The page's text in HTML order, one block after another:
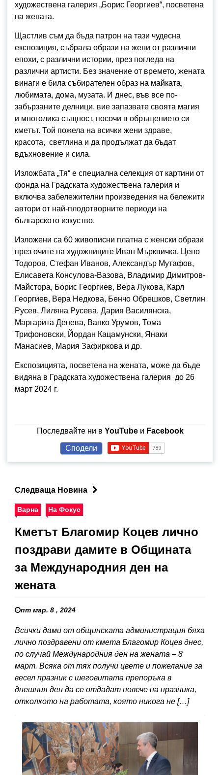
художествена галерия „Борис Георгиев“, посветена
на жената.
Щастлив съм да бъда патрон на тази чудесна
експозиция, събрала образи на жени от различни
епохи, с различни истории, през погледа на
различни артисти. Без значение от времето, жената
винаги е била събирателен образ на майката,
любимата, дома, музата. И днес, във все по-
забързаните делници, вие запазвате своята магия
и многолика същност, посочи в обръщението си
кметът. Той пожела на всички жени здраве,
красота, светлина и да продължат да бъдат
вдъхновение и сила.
Изложбата „Тя“ е специална селекция от картини от
фонда на Градската художествена галерия и
включва забележителни произведения на бележити
автори от най-плодотворните периоди на
българското изкуство.
Изложени са 60 живописни платна с женски образи
през очите на художниците Иван Мърквичка, Цено
Тодоров, Стефан Иванов, Александър Мутафов,
Елисавета Консулова-Вазова, Владимир Димитров-
Майстора, Борис Георгиев, Вера Лукова, Карл
Георгиев, Вера Недкова, Бенчо Обрешков, Светлин
Русев, Лиляна Русева, Дария Василянска,
Маргарита Денева, Ванко Урумов, Тома
Трифоновски, Йордан Кацамунски, Янаки
Манасиев, Мария Зафиркова и др.
Експозицията, посветена на жената, може да бъде
видяна в Градската художествена галерия до 26
март 2024 г.
Последвайте ни в YouTubeи Facebook
Сподели
Следваща Новина
Варна На Фокус
Кметът Благомир Коцев лично
поздрави дамите в Общината
за Международния ден на
жената
пт мар. 8 , 2024
Всички дами от общинската администрация бяха
лично поздравени от кмета Благомир Коцев днес,
по случай Международния ден на жената – 8
март. Всяка от тях получи цвете и пожелание за
весел празник с шеговитата препоръка в
днешния ден да се отдадат повече на празника,
отколкото на работата, която никога не […]